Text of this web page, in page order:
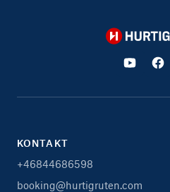
Hurtigruten
KONTAKT
+46844686598
booking@hurtigruten.com